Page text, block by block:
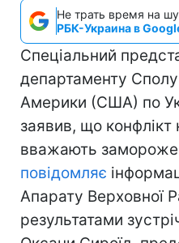
Не трать время на
РБК-Украина в
Спеціальний
департаменту
Америки (США) по
заявив, що конфлікт
вважають
повідомляє
Апарату Верховної
результатами